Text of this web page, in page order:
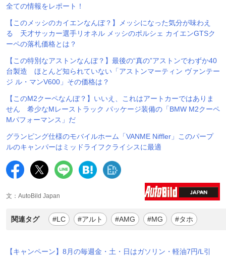
全ての情報をレポート！
【このメッシのカイエンなんぼ？】メッシになった気分が味わえ
る 天才サッカー選手リオネル メッシのポルシェ カイエンGTSク
ーペの落札価格とは？
【この特別なアストンなんぼ？】最後の“真の”アストンでわずか40
台製造 ほとんど知られていない「アストンマーティン ヴァンテー
ジ ル・マンV600」その価格は？
【このM2クーペなんぼ？】いいえ、これはアートカーではありま
せん 希少なMレーストラック パッケージ装備の「BMW M2クーペ
Mパフォーマンス」だ
グランピング仕様のモバイルホーム「VANME Niffler」このパープ
ルのキャンパーはミッドライフクライシスに最適
文：AutoBild Japan
関連タグ #LC #アルト #AMG #MG #タホ
【キャンペーン】8月の毎週金・土・日はガソリン・軽油7円/L引